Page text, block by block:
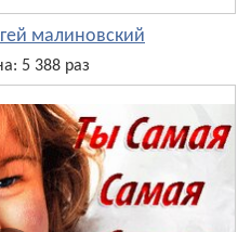
малиновский
5 388 раз